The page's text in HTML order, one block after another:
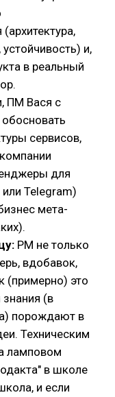
и,
в реальный
ПМ Вася с
сервисов,
для
Telegram)
мета-
PM не только
вдобавок,
(примерно) это
(в
порождают в
Техническим
ламповом
в школе
и если